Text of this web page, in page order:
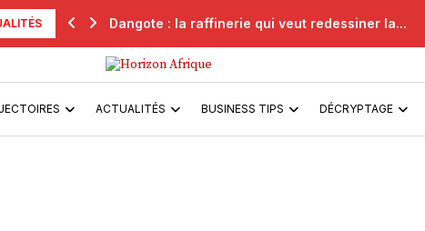
Dangote : la raffinerie qui veut redessiner la...
ACTUALITÉS BUSINESS TIPS DÉCRYPTAGE